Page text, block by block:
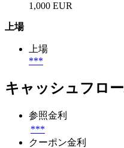
1,000 EUR
上場
上場
***
キャッシュフロ
参照金利
***
クーポン金利